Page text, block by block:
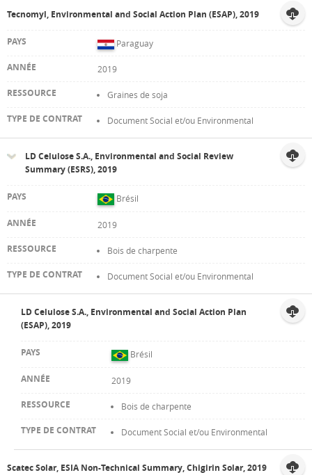
Tecnomyl, Environmental and Social Action Plan (ESAP), 2019
Paraguay
2019
Graines de soja
Document Social et/ou Environmental
LD Celulose S.A., Environmental and Social Review
Summary (ESRS), 2019
Brésil
2019
Bois de charpente
Document Social et/ou Environmental
LD Celulose S.A., Environmental and Social Action Plan
(ESAP), 2019
Brésil
2019
Bois de charpente
Document Social et/ou Environmental
Scatec Solar, ESIA Non-Technical Summary, Chigirin Solar, 2019